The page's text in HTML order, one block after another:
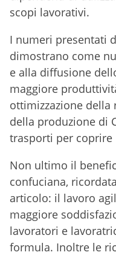
scopi lavorativi.
I numeri presentati
dimostrano come
e alla diffusione
maggiore
ottimizzazione
della produzione di
trasporti per coprire
Non ultimo il
confuciana,
articolo: il lavoro
maggiore
lavoratori e
formula. Inoltre le